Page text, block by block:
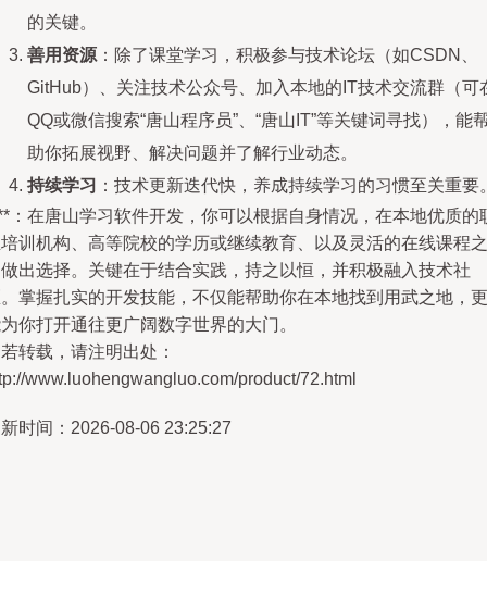
的关键。
善用资源 ：除了课堂学习，积极参与技术论坛（如CSDN、
GitHub）、关注技术公众号、加入本地的IT技术交流群（可
QQ或微信搜索“唐山程序员”、“唐山IT”等关键词寻找），能
助你拓展视野、解决问题并了解行业动态。
持续学习 ：技术更新迭代快，养成持续学习的习惯至关重要
：在唐山学习软件开发，你可以根据自身情况，在本地优质的
训机构、高等院校的学历或继续教育、以及灵活的在线课程之
出选择。关键在于结合实践，持之以恒，并积极融入技术社
掌握扎实的开发技能，不仅能帮助你在本地找到用武之地，更
你打开通往更广阔数字世界的大门。
转载，请注明出处：
www.luohengwangluo.com/product/72.html
时间：2026-08-06 23:25:27